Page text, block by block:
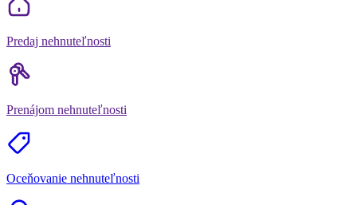
Predaj nehnuteľnosti
Prenájom nehnuteľnosti
Oceňovanie nehnuteľnosti